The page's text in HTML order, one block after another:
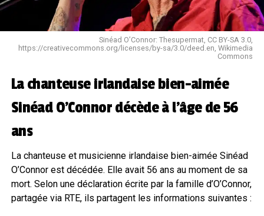
Sinéad O’Connor: Thesupermat, CC BY-SA 3.0,
https://creativecommons.org/licenses/by-sa/3.0/deed.en, Wikimedia
Commons
La chanteuse irlandaise bien-aimée
Sinéad O’Connor décède à l’âge de 56
ans
La chanteuse et musicienne irlandaise bien-aimée Sinéad
O’Connor est décédée. Elle avait 56 ans au moment de sa
mort. Selon une déclaration écrite par la famille d’O’Connor,
partagée via RTE, ils partagent les informations suivantes :